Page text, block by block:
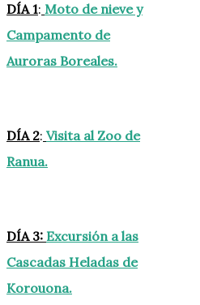
DÍA 1: Moto de nieve y
Campamento de
Auroras Boreales.
DÍA 2: Visita al Zoo de
Ranua.
DÍA 3: Excursión a las
Cascadas Heladas de
Korouona.